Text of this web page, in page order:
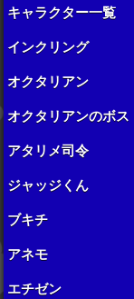
キャラクター一覧
インクリング
オクタリアン
オクタリアンのボス
アタリメ司令
ジャッジくん
ブキチ
アネモ
エチゼン